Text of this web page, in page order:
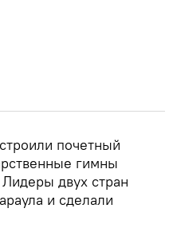
почетный
гимны
Лидеры двух стран
и сделали